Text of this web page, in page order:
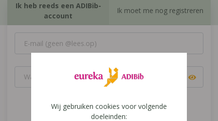
Ik heb reeds een ADIBib-
account
Ik moet me nog registreren
Inloggen
Wij gebruiken cookies voor volgende
doeleinden: